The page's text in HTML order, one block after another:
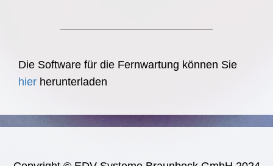
Die Software für die Fernwartung können Sie
hier herunterladen